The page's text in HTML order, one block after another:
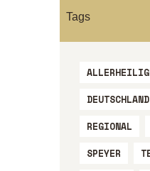
Tags
DEUTSCHLAND
REGIONAL
SPEYER